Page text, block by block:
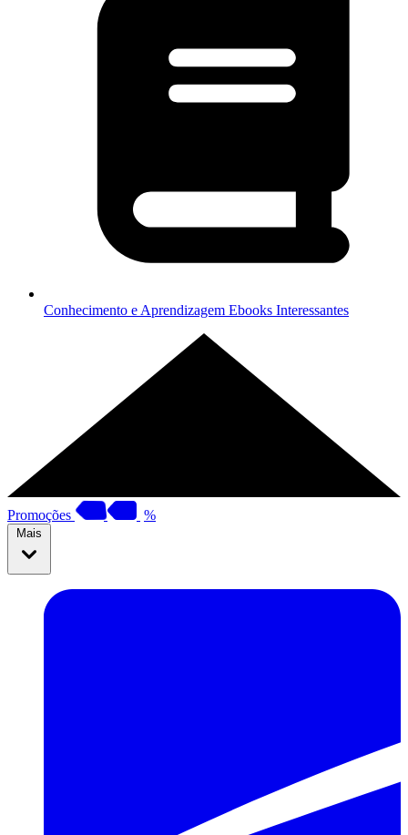
Conhecimento e Aprendizagem Ebooks Interessantes
Promoções %
Mais